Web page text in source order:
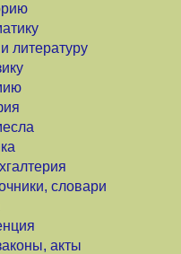
литературу
словари
акты